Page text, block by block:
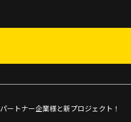
パートナー企業様と新プロジェクト！